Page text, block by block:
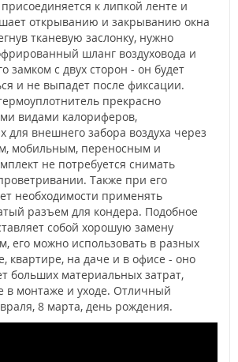
к липкой ленте и
открыванию и закрыванию окна
тканевую заслонку, нужно
шланг воздуховода и
замком с двух сторон - он будет
и не выпадет после фиксации.
прекрасно
видами калориферов,
для внешнего забора воздуха через
мобильным, переносным и
не потребуется снимать
Также при его
необходимости применять
разъем для кондера. Подобное
собой хорошую замену
его можно использовать в разных
квартире, на даче и в офисе - оно
больших материальных затрат,
в монтаже и уходе. Отличный
8 марта, день рождения.